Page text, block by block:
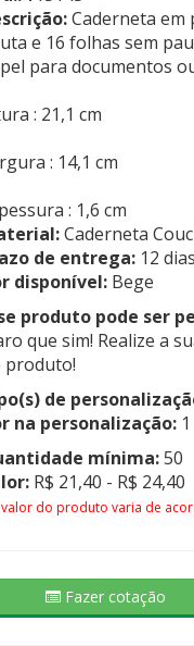
Caderneta em
e 16 folhas sem
para documentos
: 21,1 cm
: 14,1 cm
: 1,6 cm
Caderneta
de entrega:12 dias
disponível:Bege
produto pode ser
que sim! Realize a
produto!
de
na personalização:1
mínima:50
R$ 21,40 - R$ 24,40
do produto varia de
Fazer cotação